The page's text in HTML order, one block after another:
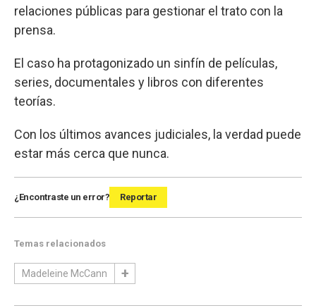
relaciones públicas para gestionar el trato con la
prensa.
El caso ha protagonizado un sinfín de películas,
series, documentales y libros con diferentes
teorías.
Con los últimos avances judiciales, la verdad puede
estar más cerca que nunca.
¿Encontraste un error? Reportar
Temas relacionados
Madeleine McCann